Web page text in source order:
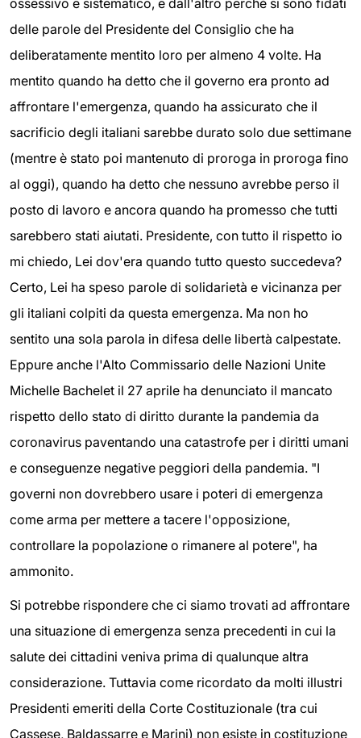
delle parole del Presidente del Consiglio che ha
deliberatamente mentito loro per almeno 4 volte. Ha
mentito quando ha detto che il governo era pronto ad
affrontare l'emergenza, quando ha assicurato che il
sacrificio degli italiani sarebbe durato solo due settimane
(mentre è stato poi mantenuto di proroga in proroga fino
al oggi), quando ha detto che nessuno avrebbe perso il
posto di lavoro e ancora quando ha promesso che tutti
sarebbero stati aiutati. Presidente, con tutto il rispetto io
mi chiedo, Lei dov'era quando tutto questo succedeva?
Certo, Lei ha speso parole di solidarietà e vicinanza per
gli italiani colpiti da questa emergenza. Ma non ho
sentito una sola parola in difesa delle libertà calpestate.
Eppure anche l'Alto Commissario delle Nazioni Unite
Michelle Bachelet il 27 aprile ha denunciato il mancato
rispetto dello stato di diritto durante la pandemia da
coronavirus paventando una catastrofe per i diritti umani
e conseguenze negative peggiori della pandemia. "I
governi non dovrebbero usare i poteri di emergenza
come arma per mettere a tacere l'opposizione,
controllare la popolazione o rimanere al potere", ha
ammonito.
Si potrebbe rispondere che ci siamo trovati ad affrontare
una situazione di emergenza senza precedenti in cui la
salute dei cittadini veniva prima di qualunque altra
considerazione. Tuttavia come ricordato da molti illustri
Presidenti emeriti della Corte Costituzionale (tra cui
Cassese, Baldassarre e Marini) non esiste in costituzione